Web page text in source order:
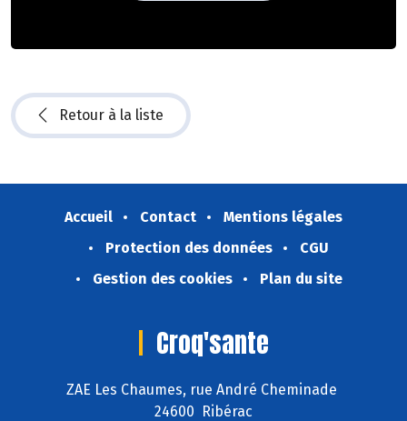
Retour à la liste
Accueil Contact
Mentions légales
Protection des données
CGU
Gestion des cookies
Plan du site
Croq'sante
ZAE Les Chaumes, rue André Cheminade
24600 Ribérac